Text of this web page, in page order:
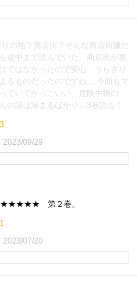
りの地下商店街？そんな商店街嫌だ
途中まで読んでいた。商店街が裏
ではなかったので安心。うらぎり
るものだったのですね… 今回もマ
ていてかっこいい。危険生物の
の謎は深まるばかり…3巻読も！
2023/09/29
★★★★★ 第２巻。
2023/07/20